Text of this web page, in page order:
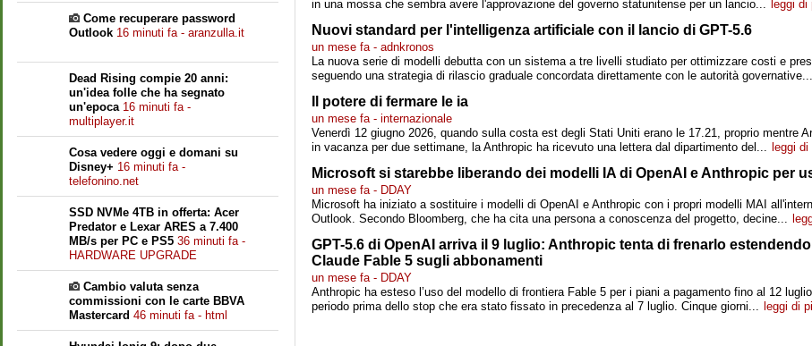
Come recuperare password
Outlook 16 minuti fa - aranzulla.it
Dead Rising compie 20 anni:
un'idea folle che ha segnato
un'epoca 16 minuti fa -
multiplayer.it
Cosa vedere oggi e domani su
Disney+ 16 minuti fa -
telefonino.net
SSD NVMe 4TB in offerta: Acer
Predator e Lexar ARES a 7.400
MB/s per PC e PS5 36 minuti fa -
HARDWARE UPGRADE
Cambio valuta senza
commissioni con le carte BBVA
Mastercard 46 minuti fa - html
in una mossa che sembra avere l'approvazione del governo statunitense per un lancio... leggi di
Nuovi standard per l'intelligenza artificiale con il lancio di GPT-5.6
un mese fa - adnkronos
La nuova serie di modelli debutta con un sistema a tre livelli studiato per ottimizzare costi e
seguendo una strategia di rilascio graduale concordata direttamente con le autorità governative...
Il potere di fermare le ia
un mese fa - internazionale
Venerdì 12 giugno 2026, quando sulla costa est degli Stati Uniti erano le 17.21, proprio mentre
in vacanza per due settimane, la Anthropic ha ricevuto una lettera dal dipartimento del... leggi
Microsoft si starebbe liberando dei modelli IA di OpenAI e Anthropic per
un mese fa - DDAY
Microsoft ha iniziato a sostituire i modelli di OpenAI e Anthropic con i propri modelli MAI
Outlook. Secondo Bloomberg, che ha cita una persona a conoscenza del progetto, decine...
GPT-5.6 di OpenAI arriva il 9 luglio: Anthropic tenta di frenarlo estendendo
Claude Fable 5 sugli abbonamenti
un mese fa - DDAY
Anthropic ha esteso l’uso del modello di frontiera Fable 5 per i piani a pagamento fino al 12
periodo prima dello stop che era stato fissato in precedenza al 7 luglio. Cinque giorni... leggi di